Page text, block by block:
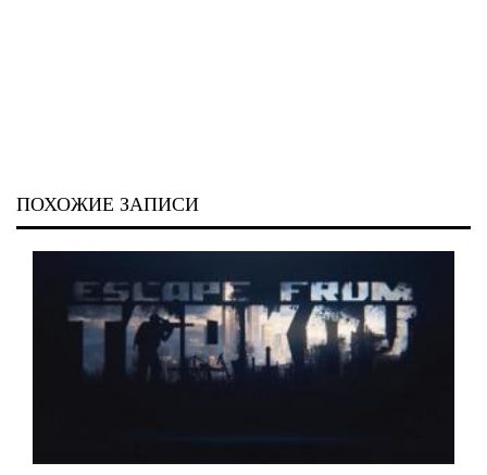
ПОХОЖИЕ ЗАПИСИ